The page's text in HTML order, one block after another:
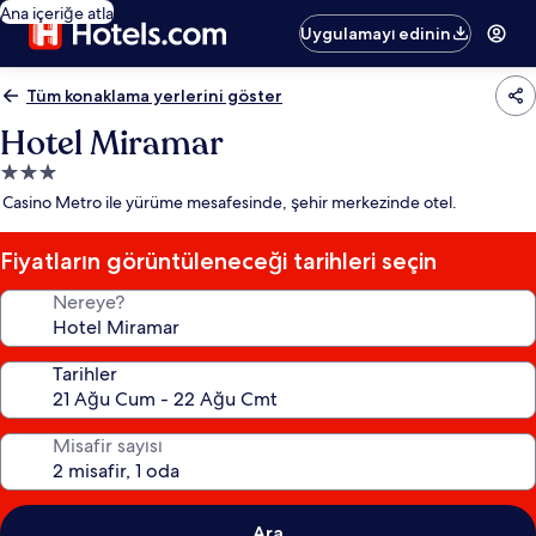
Ana içeriğe atla
Uygulamayı edinin
Tüm konaklama yerlerini göster
Hotel Miramar
3.0
yıldızlı
yeri
Casino Metro ile yürüme mesafesinde, şehir merkezinde otel.
Fiyatların görüntüleneceği tarihleri seçin
Nereye?
Tarihler
Misafir sayısı